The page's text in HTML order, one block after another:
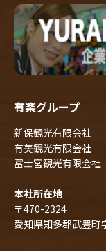
有楽グループ
新保観光有限会社
有美観光有限会社
冨士宮観光有限会社
本社所在地
〒470-2324
愛知県知多郡武豊町